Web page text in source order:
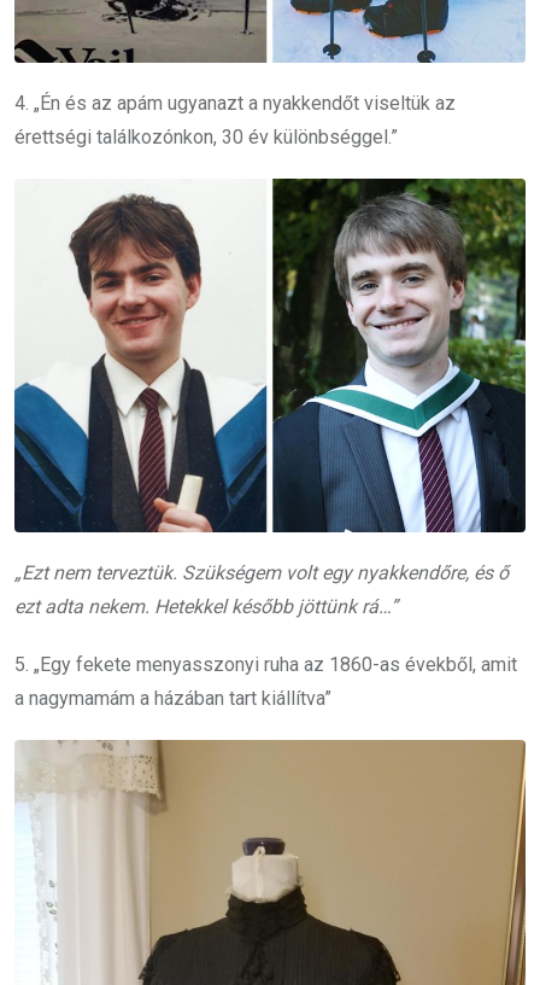
4. „Én és az apám ugyanazt a nyakkendőt viseltük az
érettségi találkozónkon, 30 év különbséggel.”
„Ezt nem terveztük. Szükségem volt egy nyakkendőre, és ő
ezt adta nekem. Hetekkel később jöttünk rá…”
5. „Egy fekete menyasszonyi ruha az 1860-as évekből, amit
a nagymamám a házában tart kiállítva”